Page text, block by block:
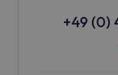
+49 (0)